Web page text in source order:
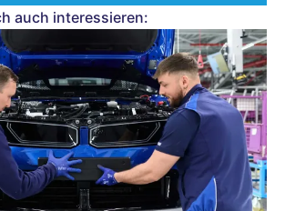
auch interessieren: